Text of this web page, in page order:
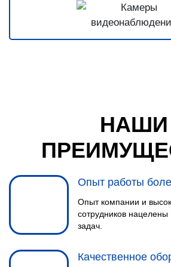
НАШИ
Опыт работы
Опыт компании и
сотрудников
задач.
Качественное